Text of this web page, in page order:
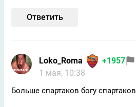
Ответить
Loko_Roma
+1957
1 мая, 10:38
Больше спартаков богу спартаков